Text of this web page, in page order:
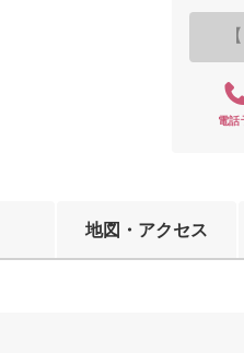
電話
地図・アクセス